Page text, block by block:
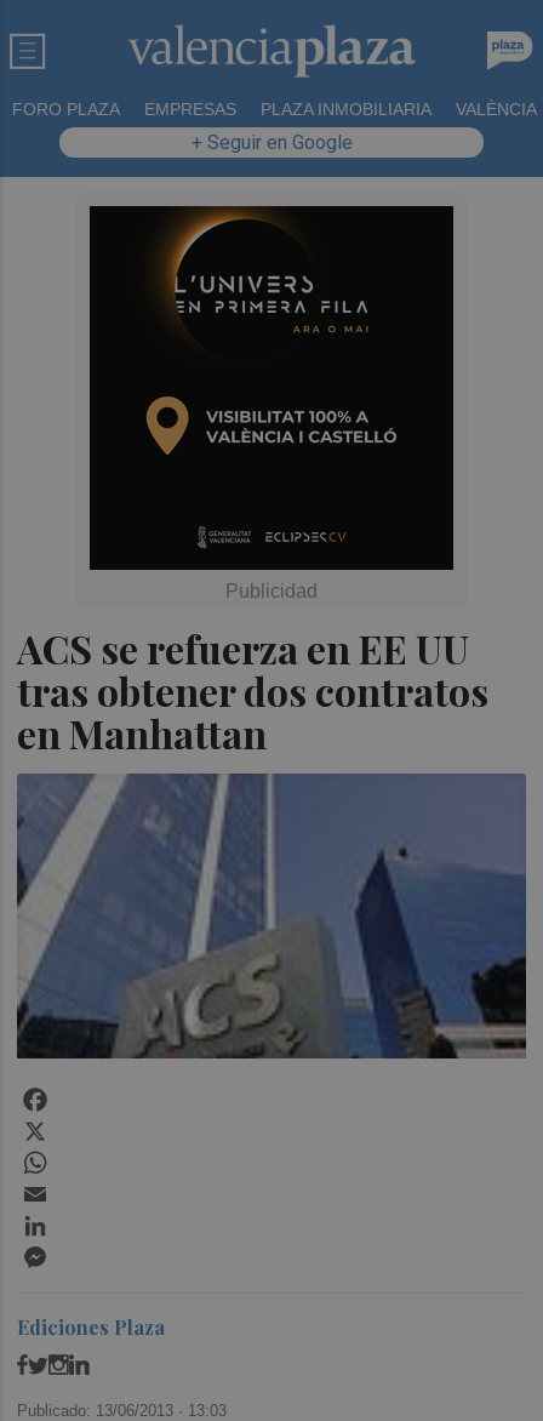
FORO PLAZA EMPRESAS PLAZA INMOBILIARIA VALÈNCIA
+ Seguir en Google
ACS se refuerza en EE UU
tras obtener dos contratos
en Manhattan
Ediciones Plaza
Publicado: 13/06/2013 · 13:03